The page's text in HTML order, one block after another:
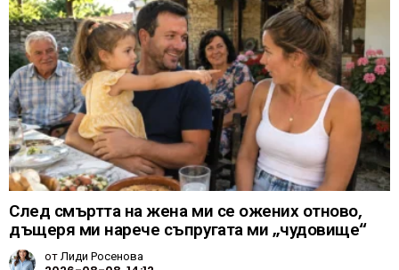
След смъртта на жена ми се ожених отново,
дъщеря ми нарече съпругата ми „чудовище“
отЛиди Росенова